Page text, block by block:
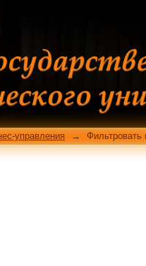
управления → Фильтровать